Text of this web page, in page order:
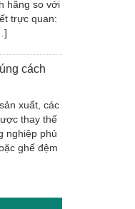
hãng so với
trực quan:
cách
xuất, các
thay thế
nghiệp phủ
ghế đệm